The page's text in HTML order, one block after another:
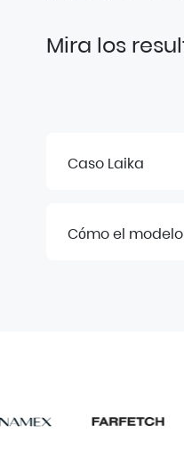
Mira los
Caso Laika
Cómo el